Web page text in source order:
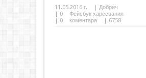
11.05.2016 г.
Добрич
0
Фейсбук харесвания
0 коментара | 6758